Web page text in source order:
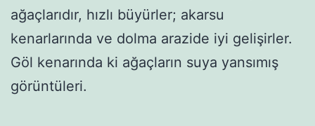
ağaçlarıdır, hızlı büyürler; akarsu
kenarlarında ve dolma arazide iyi gelişirler.
Göl kenarında ki ağaçların suya yansımış
görüntüleri.